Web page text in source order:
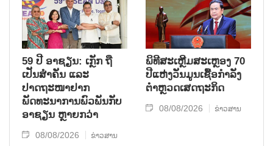
59 ປີ ອາຊຽນ: ເກຼັກ ຖື
ເປັນສຳຄັນ ແລະ
ປາດຖະໜາຢາກ
ພັດທະນາການພົວພັນກັບ
ອາຊຽນ ຫຼາຍກວ່າ
08/08/2026 ຂ່າວສານ
ພິທີສະເຫຼີມສະເຫຼອງ 70
ປີແຫ່ງວັນມູນເຊື້ອກຳລັງ
ຕຳຫຼວດເສດຖະກິດ
08/08/2026 ຂ່າວສານ